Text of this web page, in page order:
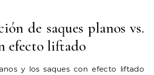
de saques planos vs.
efecto liftado
y los saques con efecto liftado